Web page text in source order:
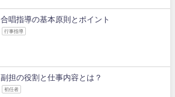
合唱指導の基本原則とポイント
行事指導
副担の役割と仕事内容とは？
初任者